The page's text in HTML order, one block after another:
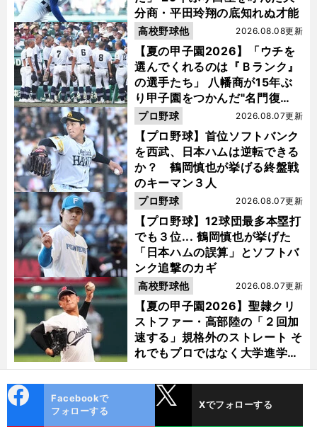
分商・平田玲翔の底知れぬ才能
【夏の甲子園2026】「ウチを
選んでくれるのは『Ｂランク』
の選手たち」 八幡商が15年ぶ
り甲子園をつかんだ"名門復
活"の舞台裏
2026.08.08更新
高校野球他
【プロ野球】首位ソフトバンク
を西武、日本ハムは逆転できる
か？ 鶴岡慎也が挙げる終盤戦
のキーマン３人
2026.08.07更新
プロ野球
【プロ野球】12球団最多本塁打
でも３位... 鶴岡慎也が挙げた
「日本ハムの誤算」とソフトバ
ンク追撃のカギ
2026.08.07更新
プロ野球
【夏の甲子園2026】聖隷クリ
ストファー・高部陸の「２回加
速する」規格外のストレート そ
れでもプロではなく大学進学を
選ぶ理由
2026.08.07更新
高校野球他
ok
Facebookで
フォローする
Xでフォローする